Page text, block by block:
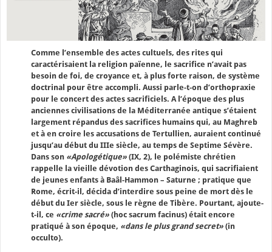
Comme l’ensemble des actes cultuels, des rites qui
caractérisaient la religion païenne, le sacrifice n’avait pas
besoin de foi, de croyance et, à plus forte raison, de système
doctrinal pour être accompli. Aussi parle-t-on d’orthopraxie
pour le concert des actes sacrificiels. A l’époque des plus
anciennes civilisations de la Méditerranée antique s’étaient
largement répandus des sacrifices humains qui, au Maghreb
et à en croire les accusations de Tertullien, auraient continué
jusqu’au début du IIIe siècle, au temps de Septime Sévère.
Dans son «Apologétique» (IX, 2), le polémiste chrétien
rappelle la vieille dévotion des Carthaginois, qui sacrifiaient
de jeunes enfants à Baâl-Hammon – Saturne ; pratique que
Rome, écrit-il, décida d’interdire sous peine de mort dès le
début du Ier siècle, sous le règne de Tibère. Pourtant, ajoute-
t-il, ce «crime sacré» (hoc sacrum facinus) était encore
pratiqué à son époque, «dans le plus grand secret» (in
occulto).